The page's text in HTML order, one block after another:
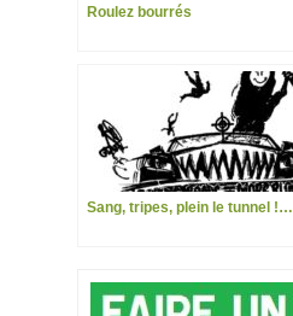
Roulez bourrés
Sang, tripes, plein le tunnel !…